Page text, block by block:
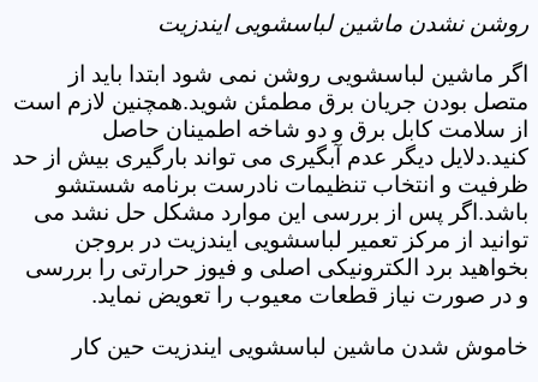
روشن نشدن ماشین لباسشویی ایندزیت
اگر ماشین لباسشویی روشن نمی شود ابتدا باید از
متصل بودن جریان برق مطمئن شوید.همچنین لازم است
از سلامت کابل برق و دو شاخه اطمینان حاصل
کنید.دلایل دیگر عدم آبگیری می تواند بارگیری بیش از حد
ظرفیت و انتخاب تنظیمات نادرست برنامه شستشو
باشد.اگر پس از بررسی این موارد مشکل حل نشد می
توانید از مرکز تعمیر لباسشویی ایندزیت در بروجن
بخواهید برد الکترونیکی اصلی و فیوز حرارتی را بررسی
و در صورت نیاز قطعات معیوب را تعویض نماید.
خاموش شدن ماشین لباسشویی ایندزیت حین کار